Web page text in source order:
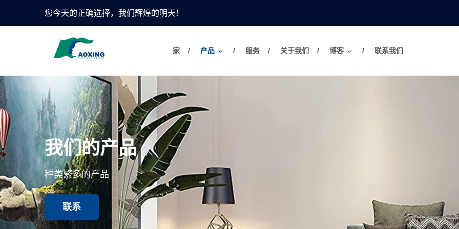
您今天的正确选择，我们辉煌的明天！
家 产品 服务 关于我们 博客 联系我们
我们的产品
种类繁多的产品
联系